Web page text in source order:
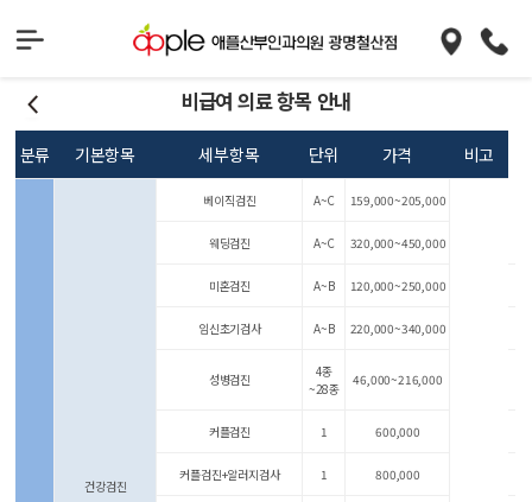
비급여 의료 항목 안내
분류 기본항목 세부항목 단위 가격 비고
건강검진
베이직검진 A~C 159,000~205,000
웨딩검진 A~C 320,000~450,000
미혼검진 A~B 120,000~250,000
임신초기검사 A~B 220,000~340,000
성병검진
4종
~28종
46,000~216,000
커플검진 1 600,000
커플검진+알러지검사 1 800,000